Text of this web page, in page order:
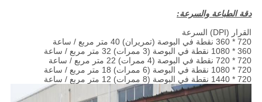
دقة الطباعة والسرعة:
القرار (DPI) السرعة
720 * 360 نقطة في البوصة (تمريران) 40 متر مربع / ساعة
360 * 1080 نقطة في البوصة (3 ممرات) 32 متر مربع / ساعة
720 * 720 نقطة في البوصة (4 ممرات) 22 متر مربع / ساعة
720 * 1080 نقطة في البوصة (6 ممرات) 18 متر مربع / ساعة
720 * 1440 نقطة في البوصة (8 ممرات) 12 متر مربع / ساعة